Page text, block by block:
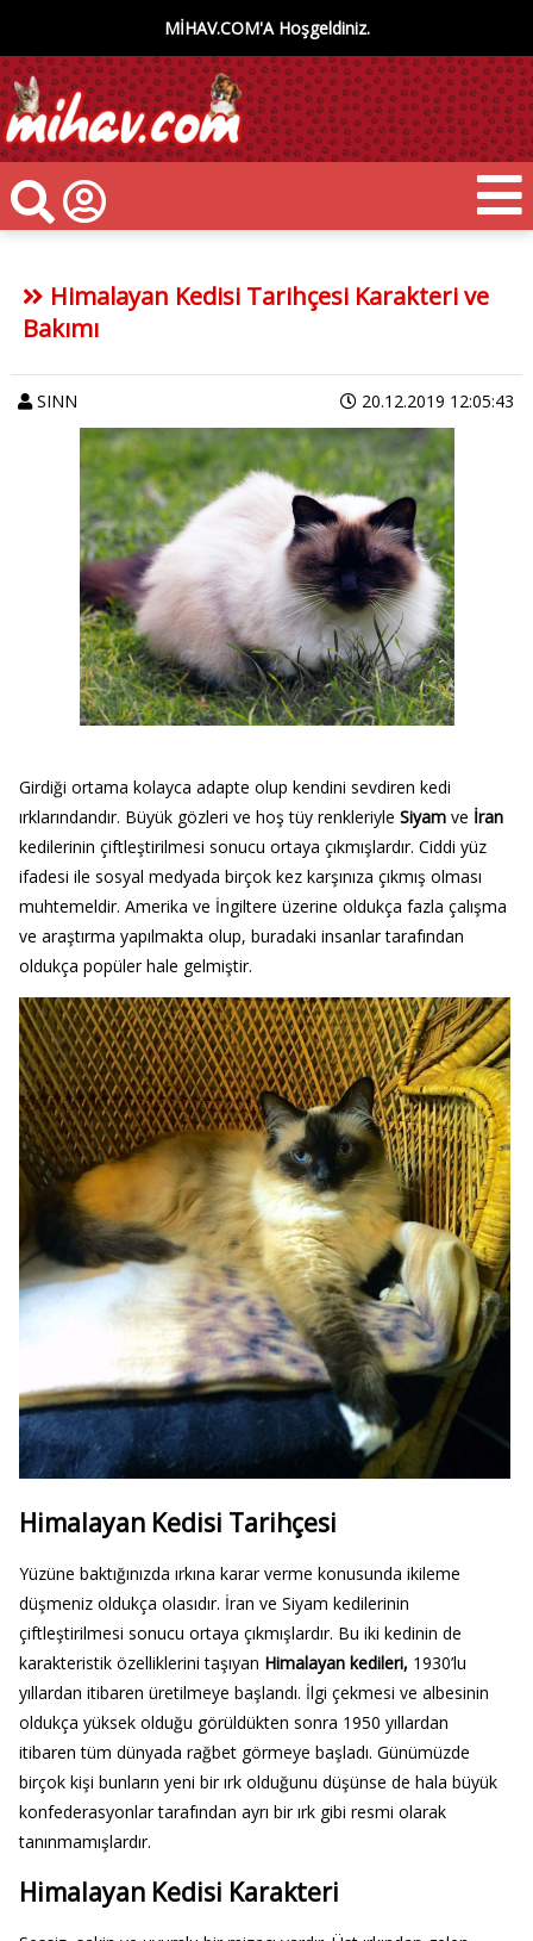
MİHAV.COM'A Hoşgeldiniz.
Himalayan Kedisi Tarihçesi Karakteri ve
Bakımı
SINN 20.12.2019 12:05:43
Girdiği ortama kolayca adapte olup kendini sevdiren kedi
ırklarındandır. Büyük gözleri ve hoş tüy renkleriyle Siyamve İran
kedilerinin çiftleştirilmesi sonucu ortaya çıkmışlardır. Ciddi yüz
ifadesi ile sosyal medyada birçok kez karşınıza çıkmış olması
muhtemeldir. Amerika ve İngiltere üzerine oldukça fazla çalışma
ve araştırma yapılmakta olup, buradaki insanlar tarafından
oldukça popüler hale gelmiştir.
Himalayan Kedisi Tarihçesi
Yüzüne baktığınızda ırkına karar verme konusunda ikileme
düşmeniz oldukça olasıdır. İran ve Siyam kedilerinin
çiftleştirilmesi sonucu ortaya çıkmışlardır. Bu iki kedinin de
karakteristik özelliklerini taşıyan Himalayan kedileri, 1930’lu
yıllardan itibaren üretilmeye başlandı. İlgi çekmesi ve albesinin
oldukça yüksek olduğu görüldükten sonra 1950 yıllardan
itibaren tüm dünyada rağbet görmeye başladı. Günümüzde
birçok kişi bunların yeni bir ırk olduğunu düşünse de hala büyük
konfederasyonlar tarafından ayrı bir ırk gibi resmi olarak
tanınmamışlardır.
Himalayan Kedisi Karakteri